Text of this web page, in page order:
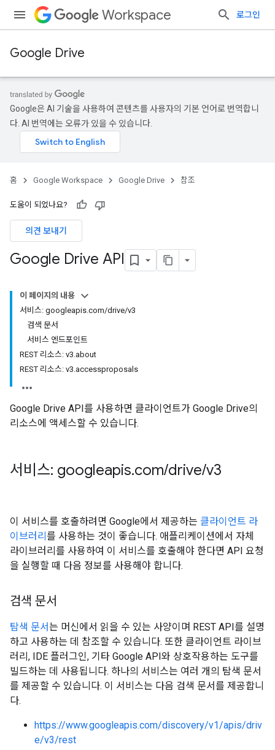
Workspace 로그인
Google Drive
Google은 AI 기술을 사용하여 콘텐츠를 사용자의 기본 언어로 번역합니
다. AI 번역에는 오류가 있을 수 있습니다.
홈 Google Workspace Google Drive 참조
도움이 되었나요?
의견 보내기
Google Drive API
이 페이지의 내용
서비스: googleapis.com/drive/v3
검색 문서
서비스 엔드포인트
REST 리소스: v3.about
REST 리소스: v3.accessproposals
Google Drive API를 사용하면 클라이언트가 Google Drive의
리소스에 액세스할 수 있습니다.
서비스: googleapis.com/drive/v3
이 서비스를 호출하려면 Google에서 제공하는 클라이언트 라
이브러리 를 사용하는 것이 좋습니다. 애플리케이션에서 자체
라이브러리를 사용하여 이 서비스를 호출해야 한다면 API 요청
을 실행할 때 다음 정보를 사용해야 합니다.
검색 문서
탐색 문서는 머신에서 읽을 수 있는 사양이며 REST API를 설명
하고 사용하는 데 참조할 수 있습니다. 또한 클라이언트 라이브
러리, IDE 플러그인, 기타 Google API와 상호작용하는 도구를
빌드하는 데 사용됩니다. 하나의 서비스는 여러 개의 탐색 문서
를 제공할 수 있습니다. 이 서비스는 다음 검색 문서를 제공합니
다.
https://www.googleapis.com/discovery/v1/apis/driv
e/v3/rest